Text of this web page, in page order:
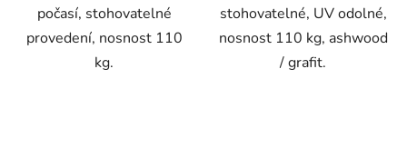
počasí, stohovatelné
provedení, nosnost 110
kg.
stohovatelné, UV odolné,
nosnost 110 kg, ashwood
/ grafit.